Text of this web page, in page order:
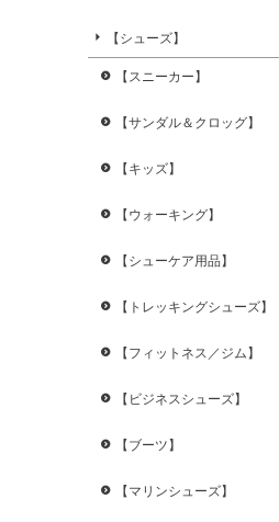
【シューズ】
【スニーカー】
【サンダル＆クロッグ】
【キッズ】
【ウォーキング】
【シューケア用品】
【トレッキングシューズ】
【フィットネス／ジム】
【ビジネスシューズ】
【ブーツ】
【マリンシューズ】